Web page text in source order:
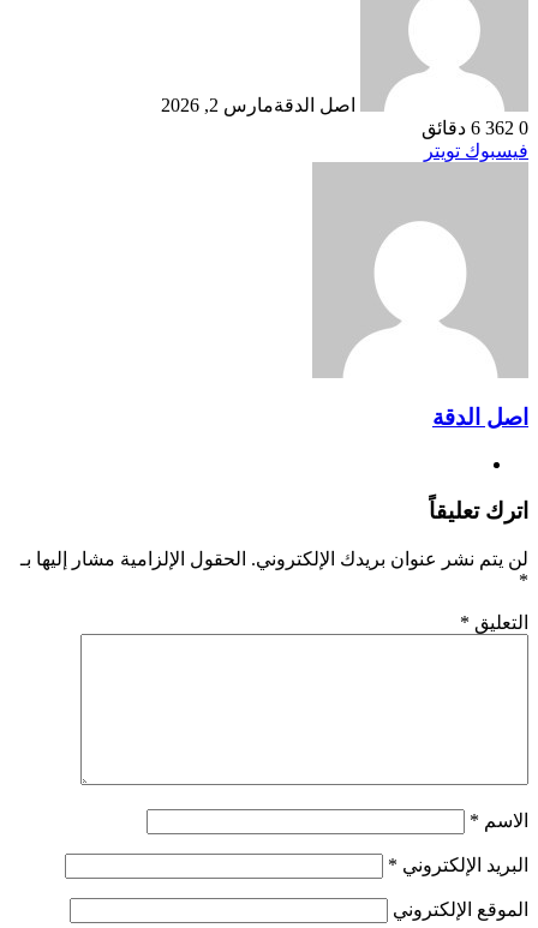
اصل الدقةمارس 2, 2026
0
6 دقائق
فيسبوك تويتر
اصل الدقة
اترك تعليقاً
لن يتم نشر عنوان بريدك الإلكتروني. الحقول الإلزامية مشار إليها بـ
*
التعليق *
الاسم *
البريد الإلكتروني *
الموقع الإلكتروني